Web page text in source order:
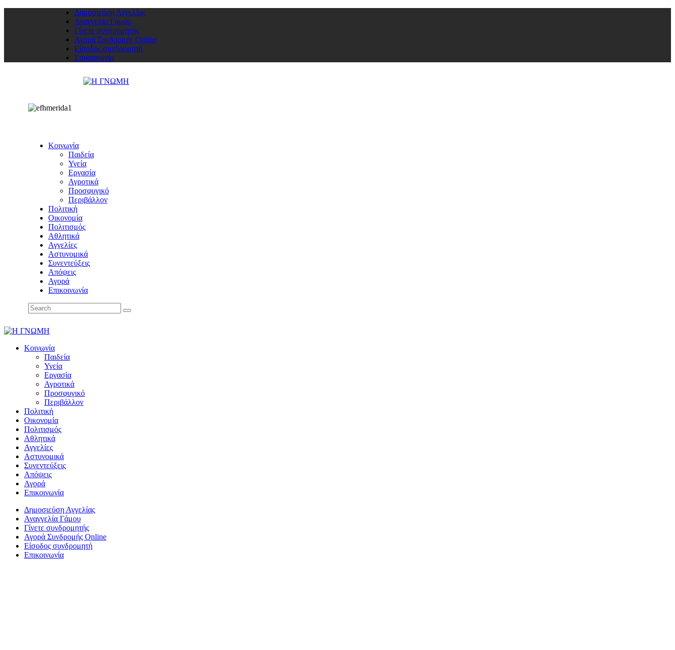
Δημοσιεύση Αγγελίας
Αναγγελία Γάμου
Γίνετε συνδρομητής
Αγορά Συνδρομής Online
Είσοδος συνδρομητή
Επικοινωνία
Κοινωνία
Παιδεία
Υγεία
Εργασία
Αγροτικά
Προσφυγικό
Περιβάλλον
Πολιτική
Οικονομία
Πολιτισμός
Αθλητικά
Αγγελίες
Αστυνομικά
Συνεντεύξεις
Απόψεις
Αγορά
Επικοινωνία
Κοινωνία
Παιδεία
Υγεία
Εργασία
Αγροτικά
Προσφυγικό
Περιβάλλον
Πολιτική
Οικονομία
Πολιτισμός
Αθλητικά
Αγγελίες
Αστυνομικά
Συνεντεύξεις
Απόψεις
Αγορά
Επικοινωνία
Δημοσιεύση Αγγελίας
Αναγγελία Γάμου
Γίνετε συνδρομητής
Αγορά Συνδρομής Online
Είσοδος συνδρομητή
Επικοινωνία